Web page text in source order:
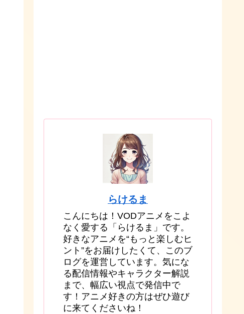
らけるま
こんにちは！VODアニメをこよ
なく愛する「らけるま」です。
好きなアニメを“もっと楽しむヒ
ント”をお届けしたくて、このブ
ログを運営しています。気にな
る配信情報やキャラクター解説
まで、幅広い視点で発信中で
す！アニメ好きの方はぜひ遊び
に来てくださいね！